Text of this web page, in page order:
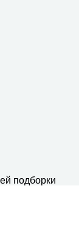
подборки